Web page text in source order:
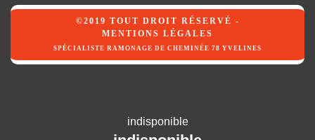
©2019 TOUT DROIT RÉSERVÉ -
MENTIONS LÉGALES
SPÉCIALISTE RAMONAGE DE CHEMINÉE 78 YVELINES
indisponible